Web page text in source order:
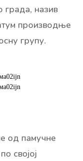
града, назив
производње
групу.
од памучне
својој